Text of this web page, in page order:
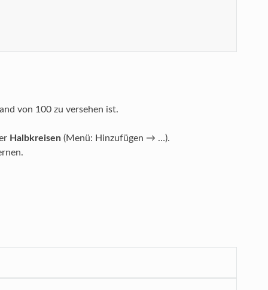
von 100 zu versehen ist.
Halbkreisen(Menü: Hinzufügen → …).